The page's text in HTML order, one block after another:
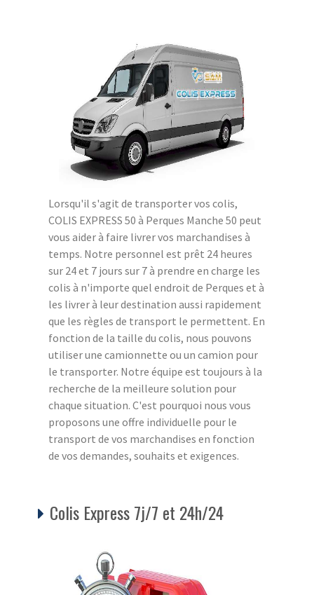
Lorsqu'il s'agit de transporter vos colis,
COLIS EXPRESS 50 à Perques Manche 50 peut
vous aider à faire livrer vos marchandises à
temps. Notre personnel est prêt 24 heures
sur 24 et 7 jours sur 7 à prendre en charge les
colis à n'importe quel endroit de Perques et à
les livrer à leur destination aussi rapidement
que les règles de transport le permettent. En
fonction de la taille du colis, nous pouvons
utiliser une camionnette ou un camion pour
le transporter. Notre équipe est toujours à la
recherche de la meilleure solution pour
chaque situation. C'est pourquoi nous vous
proposons une offre individuelle pour le
transport de vos marchandises en fonction
de vos demandes, souhaits et exigences.
Colis Express 7j/7 et 24h/24